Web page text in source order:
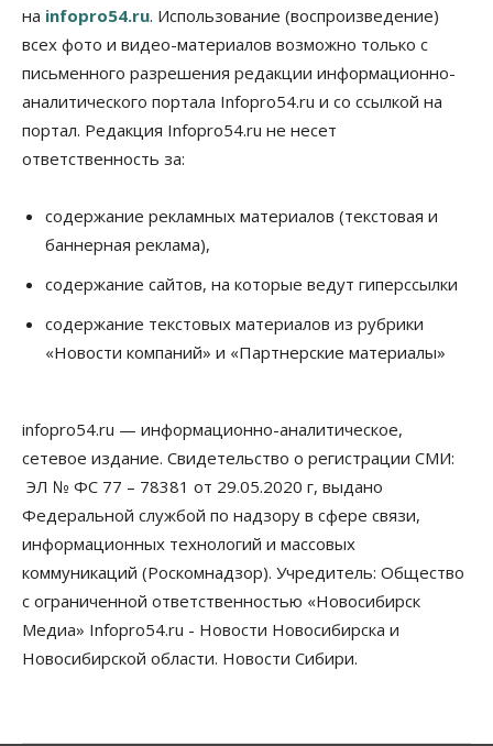
07 Августа 2026, 11:30
Общество
Деньгами будут распоряжаться дети: в десяти
школах Новосибирской области введут
инициативное бюджетирование
07 Августа 2026, 11:00
заключили под стражу
07 Августа 2026, 10:15
Общество
Новосибирской области, но режима ЧС не будет
07 Августа 2026, 10:00
выстраивают системы защиты от атак БПЛА
07 Августа 2026, 09:00
По «Сибэлектротерму» выдали исполнительные
листы на полмиллиарда рублей
07 Августа 2026, 08:00
Бизнес Власть Медицина Общество
Искусственный интеллект предлагают
привлекать к разработке новых лекарств в
России
на infopro54.ru. Использование (воспроизведение)
всех фото и видео-материалов возможно только с
письменного разрешения редакции информационно-
аналитического портала Infopro54.ru и со ссылкой на
портал. Редакция Infopro54.ru не несет
ответственность за:
содержание рекламных материалов (текстовая и
баннерная реклама),
содержание сайтов, на которые ведут гиперссылки
содержание текстовых материалов из рубрики
«Новости компаний» и «Партнерские материалы»
infopro54.ru — информационно-аналитическое,
сетевое издание. Свидетельство о регистрации СМИ:
ЭЛ № ФС 77 – 78381 от 29.05.2020 г, выдано
Федеральной службой по надзору в сфере связи,
информационных технологий и массовых
коммуникаций (Роскомнадзор). Учредитель: Общество
с ограниченной ответственностью «Новосибирск
Медиа» Infopro54.ru - Новости Новосибирска и
Новосибирской области. Новости Сибири.